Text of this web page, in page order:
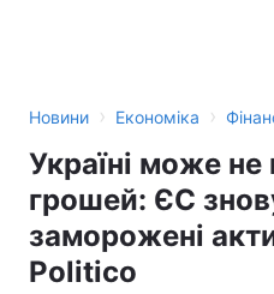
Новини › Економіка ›
Україні може не
грошей: ЄС
заморожені
Politico